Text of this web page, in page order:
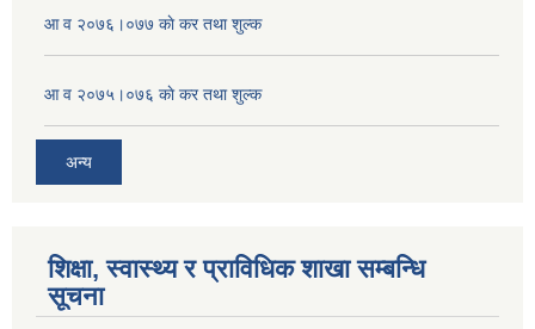
आ व २०७६।०७७ काे कर तथा शुल्क
आ व २०७५।०७६ काे कर तथा शुल्क
अन्य
शिक्षा, स्वास्थ्य र प्राविधिक शाखा सम्बन्धि
सूचना